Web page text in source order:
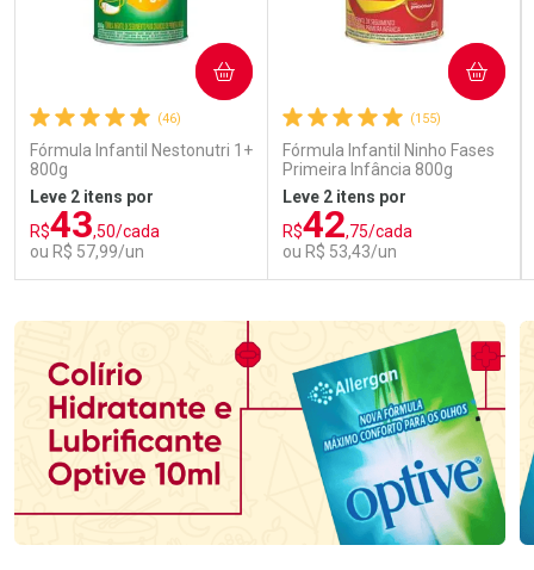
(46)
Fórmula Infantil Nestonutri 1+
800g
Leve 2 itens por
R$43,50/cada
ou R$ 57,99/un
COMPRAR
(155)
Fórmula Infantil Ninho Fases
Primeira Infância 800g
Leve 2 itens por
R$42,75/cada
ou R$ 53,43/un
COMPRAR
Laboratório
Por Menos